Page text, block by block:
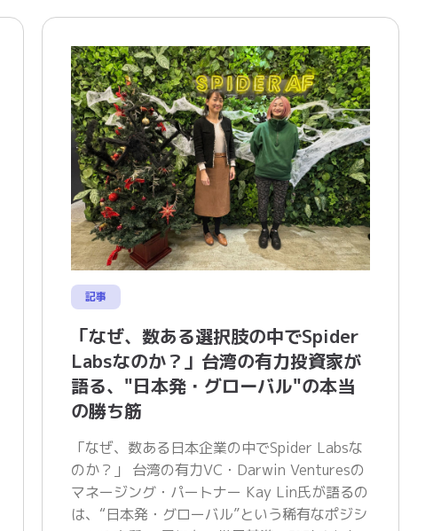
記事
「なぜ、数ある選択肢の中でSpider
Labsなのか？」台湾の有力投資家が
語る、"日本発・グローバル"の本当
の勝ち筋
「なぜ、数ある日本企業の中でSpider Labsな
のか？」 台湾の有力VC・Darwin Venturesの
マネージング・パートナー Kay Lin氏が語るの
は、“日本発・グローバル”という稀有なポジシ